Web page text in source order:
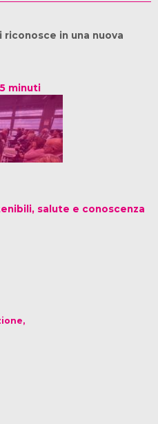
in una nuova
minuti
salute e conoscenza